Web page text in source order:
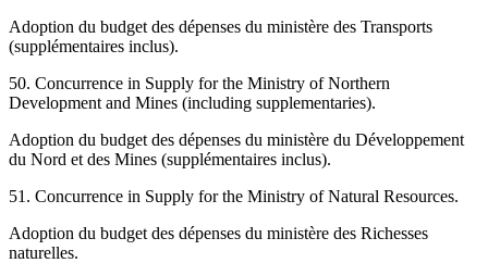
Adoption du budget des dépenses du ministère des Transports
(supplémentaires inclus).
50. Concurrence in Supply for the Ministry of Northern
Development and Mines (including supplementaries).
Adoption du budget des dépenses du ministère du Développement
du Nord et des Mines (supplémentaires inclus).
51. Concurrence in Supply for the Ministry of Natural Resources.
Adoption du budget des dépenses du ministère des Richesses
naturelles.